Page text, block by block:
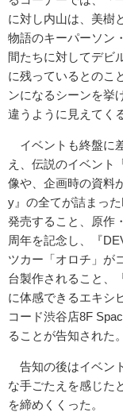
に対し内山は、美樹
物語のキーパーソン
間たちに対してデビ
に残っているとのこ
ンになるシーンを挙
違うように見えてく
イベントも終盤に
え、伝説のイベント
像や、企画時の資料
y』の全てが詰まっ
発売すること、原作
周年を記念し、『
ツカー「オロチ」が
台製作されること、
に体感できるエキシ
コード渋谷店8F
ることが告知された。
告知の後はイベン
な手ごたえを感じた
を締めくくった。